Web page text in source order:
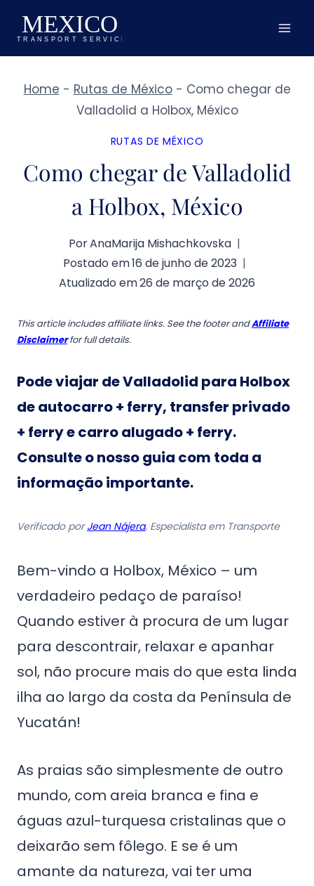
Pular
para
o
Conteúdo
Home - Rutas de México- Como chegar de
Valladolid a Holbox, México
RUTAS DE MÉXICO
Como chegar de Valladolid
a Holbox, México
PorAnaMarija Mishachkovska
Postado em16 de junho de 2023
Atualizado em26 de março de 2026
This article includes affiliate links. See the footer andAffiliate
Disclaimerfor full details.
Pode viajar de Valladolid para Holbox
de autocarro + ferry, transfer privado
+ ferry e carro alugado + ferry.
Consulte o nosso guia com toda a
informação importante.
Verificado porJean Nájera, Especialista em Transporte
Bem-vindo a Holbox, México – um
verdadeiro pedaço de paraíso!
Quando estiver à procura de um lugar
para descontrair, relaxar e apanhar
sol, não procure mais do que esta linda
ilha ao largo da costa da Península de
Yucatán!
As praias são simplesmente de outro
mundo, com areia branca e fina e
águas azul-turquesa cristalinas que o
deixarão sem fôlego. E se é um
amante da natureza, vai ter uma